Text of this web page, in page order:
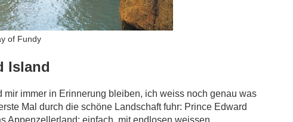
of Fundy
Island
mir immer in Erinnerung bleiben, ich weiss noch genau was
Mal durch die schöne Landschaft fuhr: Prince Edward